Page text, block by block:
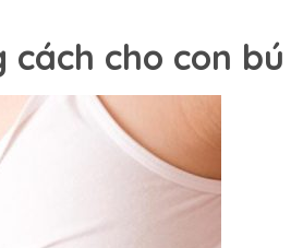
cách cho con bú